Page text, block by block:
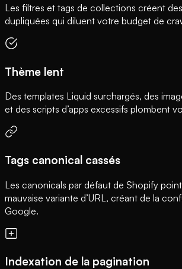
Les filtres et tags de collections créent des
dupliquées qui diluent votre budget de
Thème lent
Des templates Liquid surchargés, des
et des scripts d’apps excessifs plombent
Tags canonical cassés
Les canonicals par défaut de Shopify
mauvaise variante d’URL, créant de la
Google.
Indexation de la pagination